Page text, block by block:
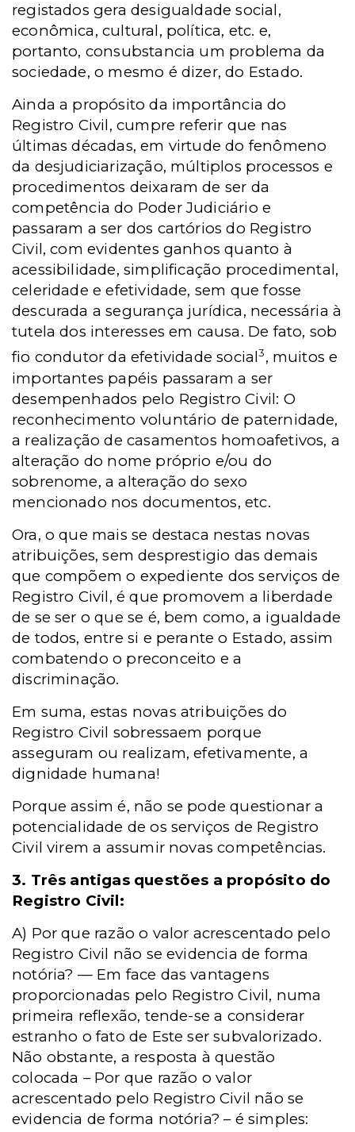
registados gera desigualdade social,
econômica, cultural, política, etc. e,
portanto, consubstancia um problema da
sociedade, o mesmo é dizer, do Estado.
Ainda a propósito da importância do
Registro Civil, cumpre referir que nas
últimas décadas, em virtude do fenômeno
da desjudiciarização, múltiplos processos e
procedimentos deixaram de ser da
competência do Poder Judiciário e
passaram a ser dos cartórios do Registro
Civil, com evidentes ganhos quanto à
acessibilidade, simplificação procedimental,
celeridade e efetividade, sem que fosse
descurada a segurança jurídica, necessária à
tutela dos interesses em causa. De fato, sob
fio condutor da efetividade social3, muitos e
importantes papéis passaram a ser
desempenhados pelo Registro Civil: O
reconhecimento voluntário de paternidade,
a realização de casamentos homoafetivos, a
alteração do nome próprio e/ou do
sobrenome, a alteração do sexo
mencionado nos documentos, etc.
Ora, o que mais se destaca nestas novas
atribuições, sem desprestigio das demais
que compõem o expediente dos serviços de
Registro Civil, é que promovem a liberdade
de se ser o que se é, bem como, a igualdade
de todos, entre si e perante o Estado, assim
combatendo o preconceito e a
discriminação.
Em suma, estas novas atribuições do
Registro Civil sobressaem porque
asseguram ou realizam, efetivamente, a
dignidade humana!
Porque assim é, não se pode questionar a
potencialidade de os serviços de Registro
Civil virem a assumir novas competências.
3. Três antigas questões a propósito do
Registro Civil:
A) Por que razão o valor acrescentado pelo
Registro Civil não se evidencia de forma
notória? — Em face das vantagens
proporcionadas pelo Registro Civil, numa
primeira reflexão, tende-se a considerar
estranho o fato de Este ser subvalorizado.
Não obstante, a resposta à questão
colocada – Por que razão o valor
acrescentado pelo Registro Civil não se
evidencia de forma notória? – é simples: